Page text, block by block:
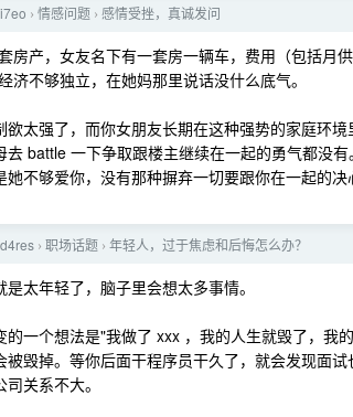
i7eo › 情感问题 › 感情受挫，真诚发问
房产，女友名下有一套房一辆车，费用（包括月
济不够独立，在她妈那里说话没什么底气。
太强了，而你女朋友长期在这种强势的家庭环
去 battle 一下争取跟楼主继续在一起的勇气都没
她不够爱你，没有那种摒弃一切要跟你在一起的
d4res › 职场话题 › 年轻人，过于焦虑和后悔怎么办？
太年轻了，脑子里会想太多事情。
的一个想法是"我做了 xxx ，我的人生就毁了，我
被毁掉。等你后面干程序员干久了，就会发现面
关系不大。